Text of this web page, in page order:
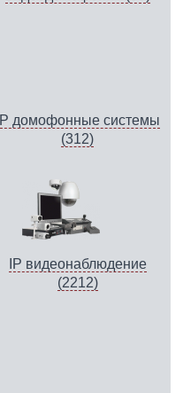
IP домофонные системы
(312)
IP видеонаблюдение
(2212)